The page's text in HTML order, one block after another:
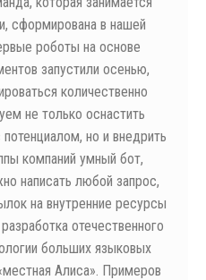
сформирована в нашей
роботы на основе
запустили осенью,
количественно
не только оснастить
но и внедрить
компаний умный бот,
написать любой запрос,
на внутренние ресурсы
отечественного
больших языковых
Алиса». Примеров